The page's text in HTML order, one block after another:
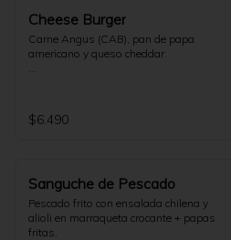
Cheese Burger
Carne Angus (CAB), pan de papa
americano y queso cheddar.
$6.490
Sanguche de Pescado
Pescado frito con ensalada chilena y
alioli en marraqueta crocante + papas
fritas.